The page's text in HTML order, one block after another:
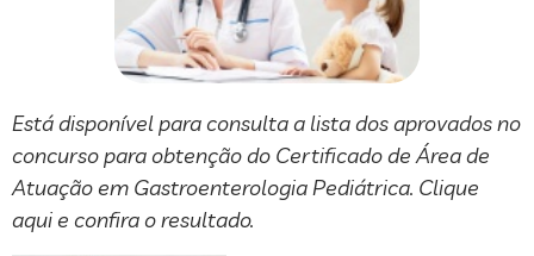
Está disponível para consulta a lista dos aprovados no
concurso para obtenção do Certificado de Área de
Atuação em Gastroenterologia Pediátrica. Clique
aqui e confira o resultado.